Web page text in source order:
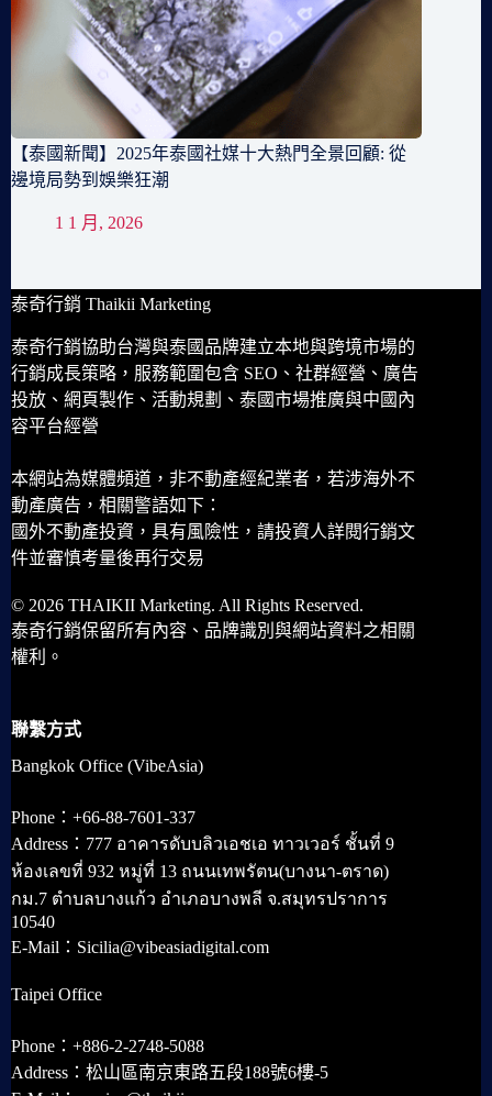
【泰國新聞】2025年泰國社媒十大熱門全景回顧: 從
邊境局勢到娛樂狂潮
1 1 月, 2026
泰奇行銷 Thaikii Marketing
泰奇行銷協助台灣與泰國品牌建立本地與跨境市場的
行銷成長策略，服務範圍包含 SEO、社群經營、廣告
投放、網頁製作、活動規劃、泰國市場推廣與中國內
容平台經營
本網站為媒體頻道，非不動產經紀業者，若涉海外不
動產廣告，相關警語如下：
國外不動產投資，具有風險性，請投資人詳閱行銷文
件並審慎考量後再行交易
© 2026 THAIKII Marketing. All Rights Reserved.
泰奇行銷保留所有內容、品牌識別與網站資料之相關
權利。
聯繫方式
Bangkok Office (VibeAsia)
Phone：+66-88-7601-337
Address：777 อาคารดับบลิวเอชเอ ทาวเวอร์ ชั้นที่ 9
ห้องเลขที่ 932 หมู่ที่ 13 ถนนเทพรัตน(บางนา-ตราด)
กม.7 ตำบลบางแก้ว อำเภอบางพลี จ.สมุทรปราการ
10540
E-Mail：Sicilia@vibeasiadigital.com
Taipei Office
Phone：+886-2-2748-5088
Address：松山區南京東路五段188號6樓-5